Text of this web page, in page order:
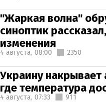
"Жаркая волна"
синоптик
изменения
4 августа, 08:00 2350
Украину
где температура
4 августа, 07:33 911